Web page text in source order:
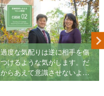
過度な気配りは逆に相手を傷
つけるような気がします。だ
からあえて意識させないよ
う、普段通りにしています。